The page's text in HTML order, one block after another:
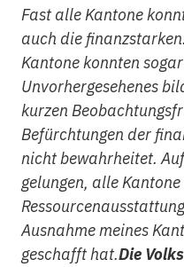
Fast alle Kantone
auch die
Kantone konnten
Unvorhergesehenes
kurzen
Befürchtungen der
nicht bewahrheitet.
gelungen, alle
Ausnahme meines
geschafft hat.Die